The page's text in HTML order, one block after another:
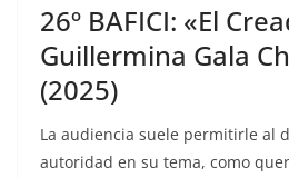
26º BAFICI: «El
Guillermina Gala
(2025)
La audiencia suele permitirle al
autoridad en su tema, como